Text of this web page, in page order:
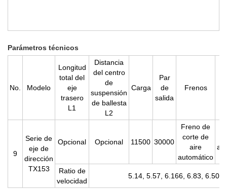
Parámetros técnicos
No. Modelo
Longitud
total del
eje
trasero
L1
Distancia
del centro
de
suspensión
de ballesta
L2
Carga
Par
de
salida
Frenos
9
Serie de
eje de
dirección
TX153
Opcional Opcional 11500 30000
Freno de
corte de
aire
automático
Ratio de
velocidad
5.14, 5.57, 6.166, 6.83, 6.50,